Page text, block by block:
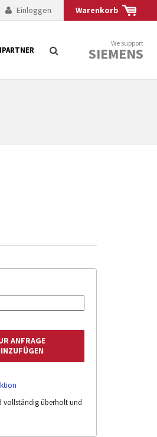
Warenkorb
Einloggen
We support
SIEMENS
vollständig überholt und